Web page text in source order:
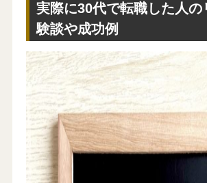
実際に30代で転職した人の
験談や成功例